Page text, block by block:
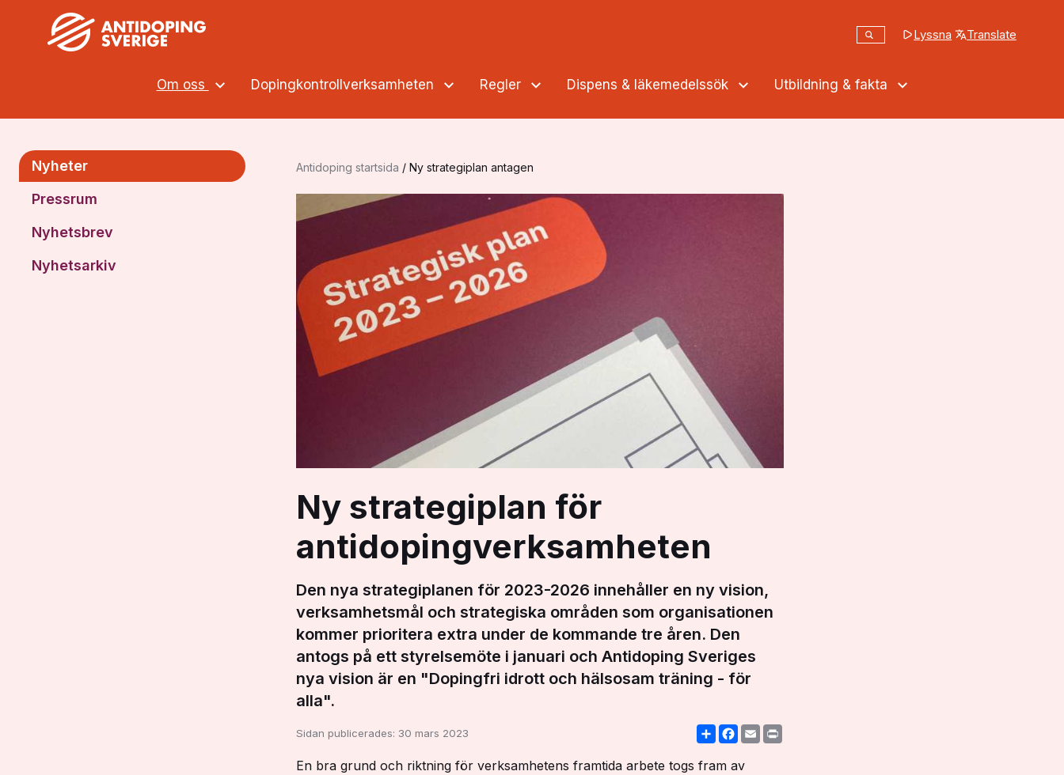
Om oss Dopingkontrollverksamheten Regler Dispens & läkemedelssök Utbildning & fakta
Sök på webbplatsen
Sök Lyssna Translate
(opens in a new
Nyheter
Pressrum
Nyhetsbrev
Nyhetsarkiv
Antidoping startsida / Ny strategiplan antagen
Ny strategiplan för
antidopingverksamheten
Den nya strategiplanen för 2023-2026 innehåller en ny vision,
verksamhetsmål och strategiska områden som organisationen
kommer prioritera extra under de kommande tre åren. Den
antogs på ett styrelsemöte i januari och Antidoping Sveriges
nya vision är en "Dopingfri idrott och hälsosam träning - för
alla".
Sidan publicerades: 30 mars 2023 ShareFacebook
Email
En bra grund och riktning för verksamhetens framtida arbete togs fram av